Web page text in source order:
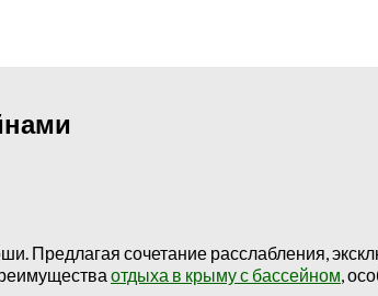
Предлагая сочетание расслабления,
отдыха в крыму с бассейном,